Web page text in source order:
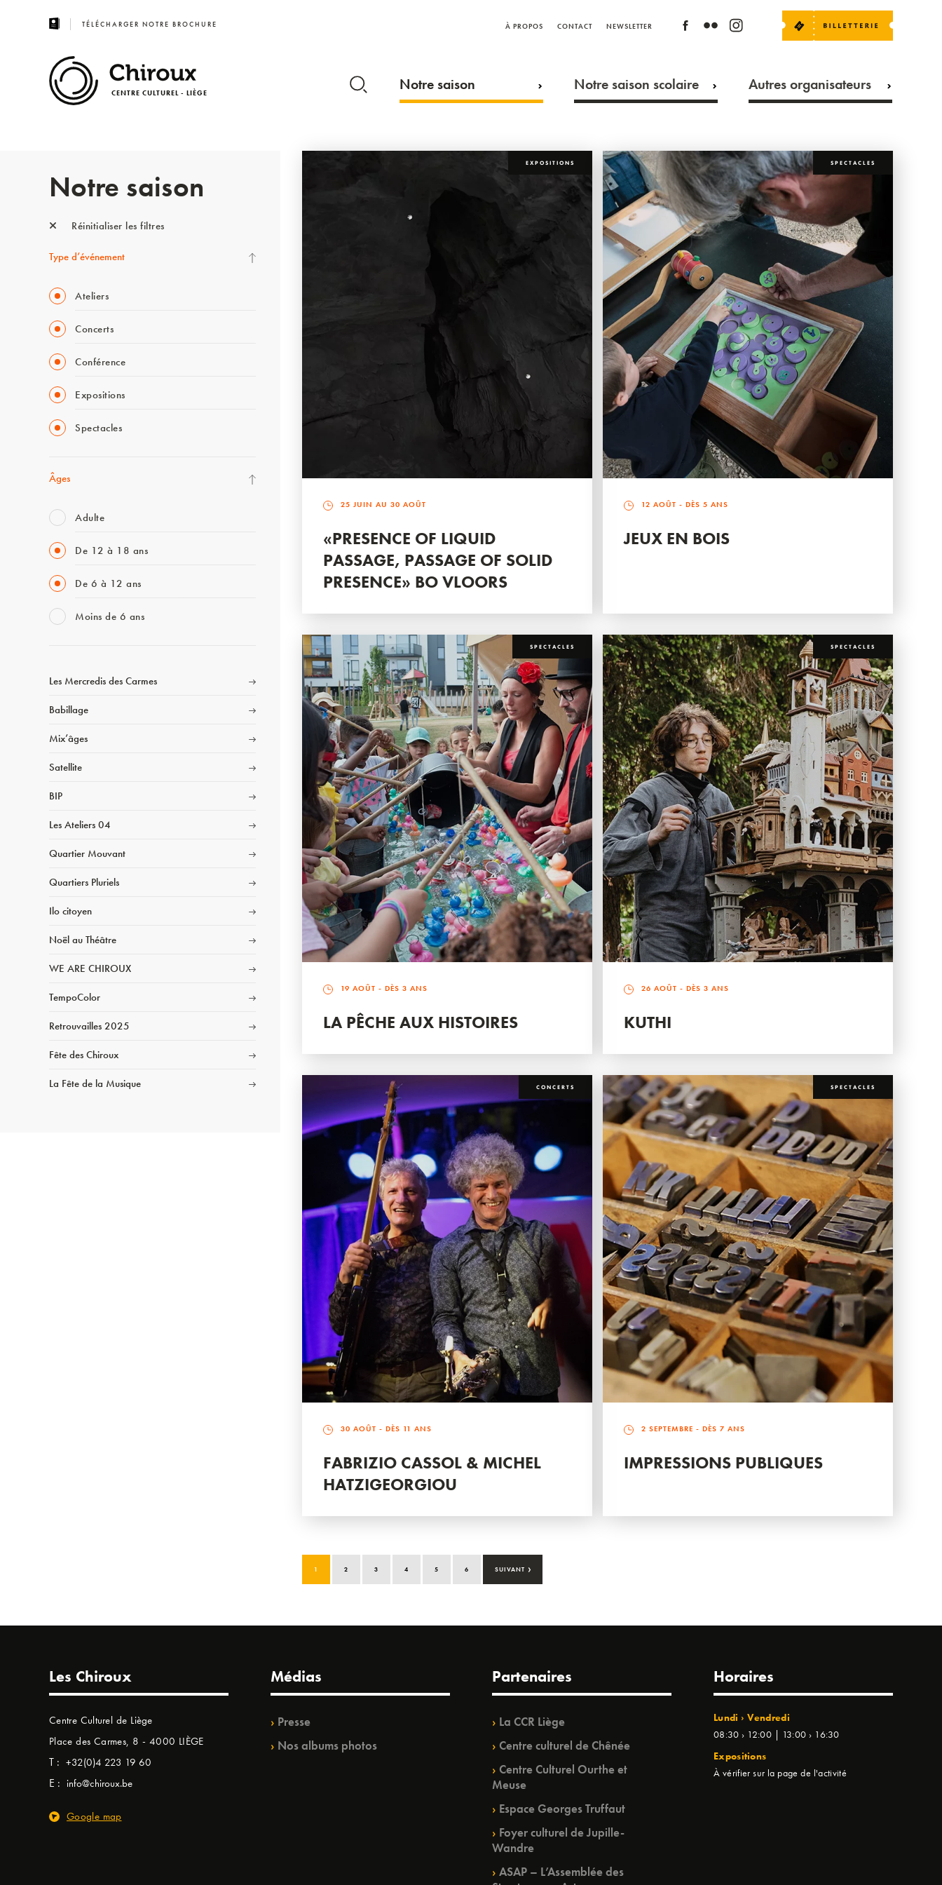
TÉLÉCHARGER NOTRE BROCHURE À PROPOS CONTACT NEWSLETTER
CENTRE CULTUREL - LIÈGE Notre saison Notre saison scolaire Autres organisateurs
Notre saison
Réinitialiser les filtres
Type d’événement
Ateliers
Concerts
Conférence
Expositions
Spectacles
Âges
Adulte
De 12 à 18 ans
De 6 à 12 ans
Moins de 6 ans
Les Mercredis des Carmes
Babillage
Mix’âges
Satellite
BIP
Les Ateliers 04
Quartier Mouvant
Quartiers Pluriels
Ilo citoyen
Noël au Théâtre
WE ARE CHIROUX
TempoColor
Retrouvailles 2025
Fête des Chiroux
La Fête de la Musique
EXPOSITIONS
25 JUIN AU 30 AOÛT
«PRESENCE OF LIQUID
PASSAGE, PASSAGE OF SOLID
PRESENCE» BO VLOORS
SPECTACLES
12 AOÛT - DÈS 5 ANS
JEUX EN BOIS
SPECTACLES
19 AOÛT - DÈS 3 ANS
LA PÊCHE AUX HISTOIRES
SPECTACLES
26 AOÛT - DÈS 3 ANS
KUTHI
CONCERTS
30 AOÛT - DÈS 11 ANS
FABRIZIO CASSOL & MICHEL
HATZIGEORGIOU
SPECTACLES
2 SEPTEMBRE - DÈS 7 ANS
IMPRESSIONS PUBLIQUES
1 2 3 4 5 6 SUIVANT ›
Les Chiroux
Centre Culturel de Liège
Place des Carmes, 8 - 4000 LIÈGE
T : +32(0)4 223 19 60
E : info@chiroux.be
Google map
Médias
Presse
Nos albums photos
Partenaires
La CCR Liège
Centre culturel de Chênée
Centre Culturel Ourthe et
Meuse
Espace Georges Truffaut
Foyer culturel de Jupille-
Wandre
ASAP – L’Assemblée des
Horaires
Lundi › Vendredi
08:30 › 12:00 | 13:00 › 16:30
Expositions
À vérifier sur la page de l'activité